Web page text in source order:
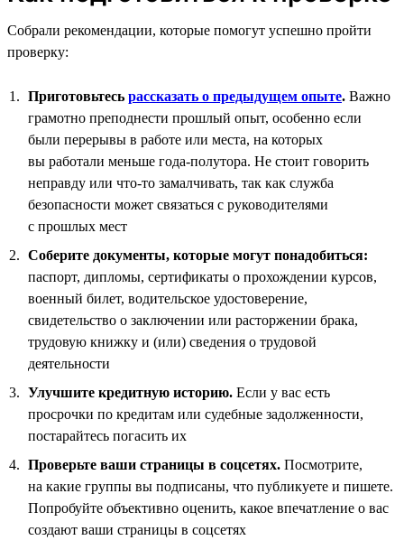
Собрали рекомендации, которые помогут успешно пройти
проверку:
Приготовьтесь рассказать о предыдущем опыте. Важно
грамотно преподнести прошлый опыт, особенно если
были перерывы в работе или места, на которых
вы работали меньше года-полутора. Не стоит говорить
неправду или что-то замалчивать, так как служба
безопасности может связаться с руководителями
с прошлых мест
Соберите документы, которые могут понадобиться:
паспорт, дипломы, сертификаты о прохождении курсов,
военный билет, водительское удостоверение,
свидетельство о заключении или расторжении брака,
трудовую книжку и (или) сведения о трудовой
деятельности
Улучшите кредитную историю. Если у вас есть
просрочки по кредитам или судебные задолженности,
постарайтесь погасить их
Проверьте ваши страницы в соцсетях. Посмотрите,
на какие группы вы подписаны, что публикуете и пишете.
Попробуйте объективно оценить, какое впечатление о вас
создают ваши страницы в соцсетях